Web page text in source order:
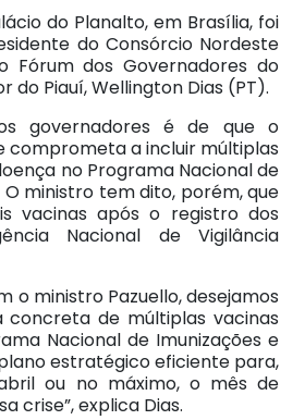
do Planalto, em Brasília, foi
do Consórcio Nordeste
Fórum dos Governadores do
do Piauí, Wellington Dias (PT).
governadores é de que o
comprometa a incluir múltiplas
no Programa Nacional de
O ministro tem dito, porém, que
vacinas após o registro dos
Nacional de Vigilância
o ministro Pazuello, desejamos
de múltiplas vacinas
Nacional de Imunizações e
estratégico eficiente para,
ou no máximo, o mês de
crise”, explica Dias.